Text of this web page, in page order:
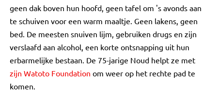
geen dak boven hun hoofd, geen tafel om 's avonds aan
te schuiven voor een warm maaltje. Geen lakens, geen
bed. De meesten snuiven lijm, gebruiken drugs en zijn
verslaafd aan alcohol, een korte ontsnapping uit hun
erbarmelijke bestaan. De 75-jarige Noud helpt ze met
zijn Watoto Foundation om weer op het rechte pad te
komen.